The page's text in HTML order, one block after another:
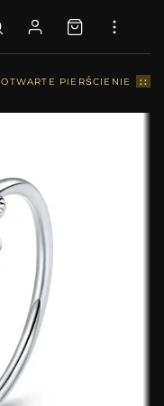
OTWARTE PIERŚCIENIE ::